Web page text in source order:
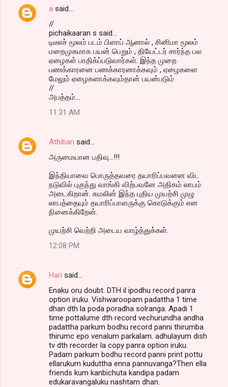
a said…
//
pichaikaaran s said...
டிடீஎச் மூலம் படம் பிளாப் ஆனால் , சினிமா மூலம்
மறைமுகமாக பயன் பெறும் , தியேட்டர் சார்ந்த பல
ஏழைகள் பாதிக்ப்படுவார்கள். இந்த முறை
பணக்காரனை பணக்காரனாக்கவும் , ஏழைகளை
மேலும் ஏழைகளாக்கவும்தான் பயன்படும்
//
அபத்தம்...
11:31 AM
Athiban said…
அருமையான பதிவு...!!!
இந்தியாவை பொருத்தவரை தயாரிப்பவனை விட
நடுவில் புகுந்து வாங்கி விற்பவனே அதிகம் லாபம்
அடைகிறான். கமலின் இந்த புதிய முயற்சி முழு
லாபத்தையும் தயாரிப்பாளருக்கு கொடுக்கும் என
நினைக்கிறேன்.
முயற்சி வெற்றி அடைய வாழ்த்துக்கள்.
12:08 PM
Hari said…
Enaku oru doubt. DTH il ipodhu record panra
option iruku. Vishwaroopam padattha 1 time
dhan dth la poda poradha solranga. Apadi 1
time pottalume dth record vechurundha andha
padattha parkum bodhu record panni thirumba
thirumc epo venalum parkalam. adhulayum dish
tv dth recorder la copy panra option iruku.
Padam parkum bodhu record panni print pottu
ellarukum kuduttha enna pannuvanga?Then ella
friends kum kanbichuta kandipa padam
edukaravangaluku nashtam dhan.